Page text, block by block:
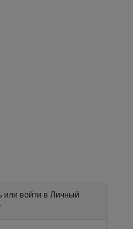
или войти в Личный